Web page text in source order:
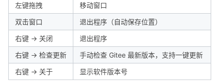
左键拖拽
移动窗口
双击窗口
退出程序（自动保存位置）
右键 → 关闭
退出程序
右键 → 检查更新
手动检查 Gitee 最新版本，支持一键更新
右键 → 关于
显示软件版本号